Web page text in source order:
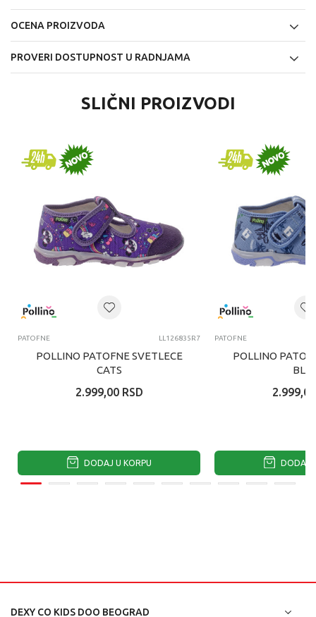
OCENA PROIZVODA
PROVERI DOSTUPNOST U RADNJAMA
SLIČNI PROIZVODI
PATOFNE LL126835R7
POLLINO PATOFNE SVETLECE
CATS
2.999,00 RSD
DODAJ U KORPU
PATOFNE
POLLINO
2.999,00
DODAJ
DEXY CO KIDS DOO BEOGRAD